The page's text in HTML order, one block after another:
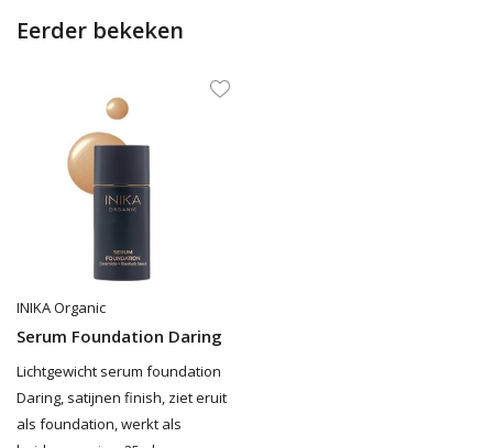
Eerder bekeken
INIKA Organic
Serum Foundation Daring
Lichtgewicht serum foundation
Daring, satijnen finish, ziet eruit
als foundation, werkt als